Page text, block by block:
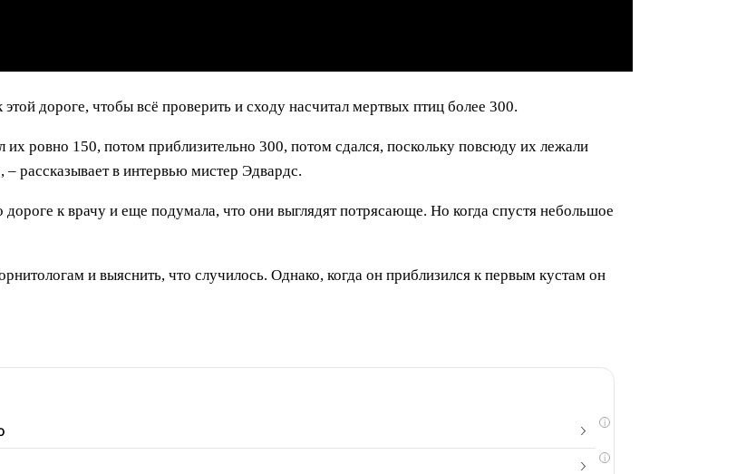
дороге, чтобы всё проверить и сходу насчитал мертвых птиц более 300.
ровно 150, потом приблизительно 300, потом сдался, поскольку повсюду их лежали
рассказывает в интервью мистер Эдвардс.
к врачу и еще подумала, что они выглядят потрясающе. Но когда спустя небольшое
и выяснить, что случилось. Однако, когда он приблизился к первым кустам он
i
i